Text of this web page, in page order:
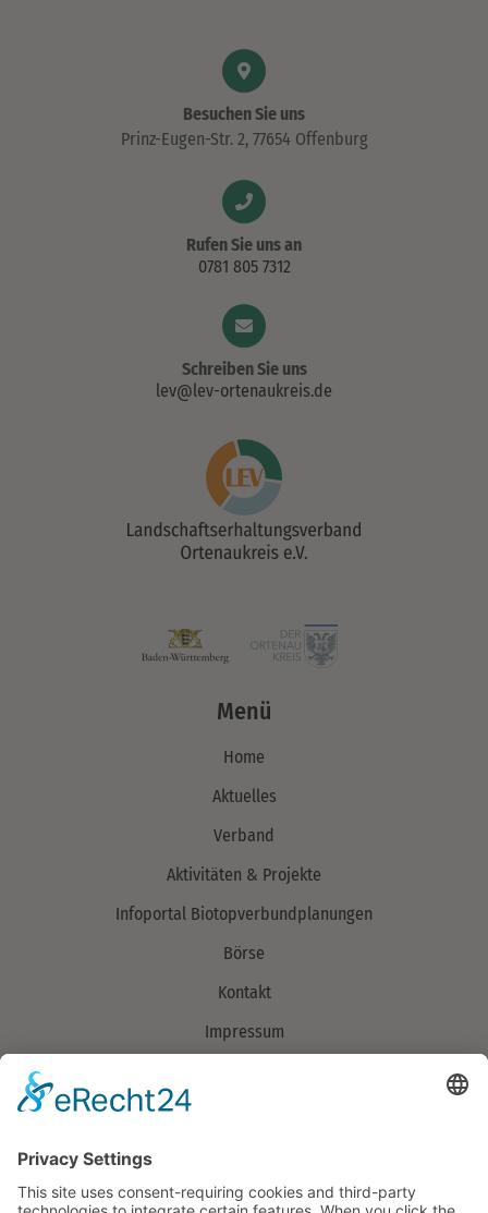
Besuchen Sie uns
Prinz-Eugen-Str. 2, 77654 Offenburg
Rufen Sie uns an
0781 805 7312
Schreiben Sie uns
lev@lev-ortenaukreis.de
Menü
Home
Aktuelles
Verband
Aktivitäten & Projekte
Infoportal Biotopverbundplanungen
Börse
Kontakt
Impressum